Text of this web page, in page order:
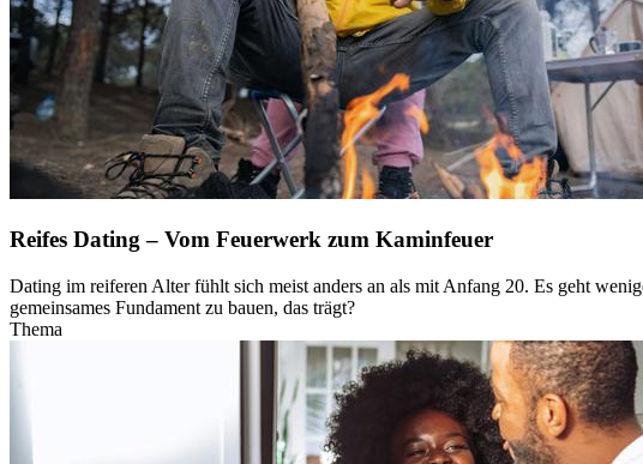
Reifes Dating – Vom Feuerwerk zum Kaminfeuer
Dating im reiferen Alter fühlt sich meist anders an als mit Anfang 20. Es geht
gemeinsames Fundament zu bauen, das trägt?
Thema